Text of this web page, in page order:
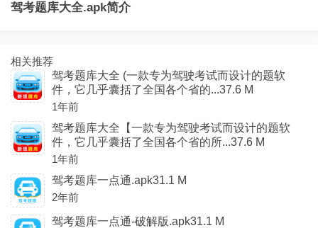
驾考题库大全.apk简介
相关推荐
驾考题库大全 (一款专为驾驶考试而设计的题软
件，它几乎囊括了全国各个省的...37.6 M
1年前
驾考题库大全【一款专为驾驶考试而设计的题软
件，它几乎囊括了全国各个省的所...37.6 M
1年前
驾考题库一点通.apk31.1 M
2年前
驾考题库一点通-破解版.apk31.1 M